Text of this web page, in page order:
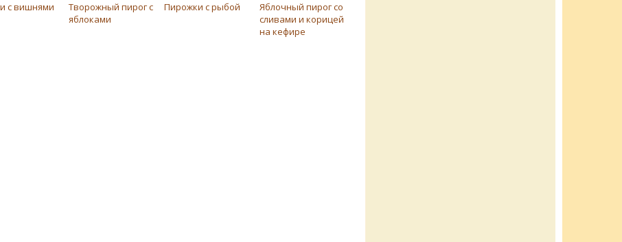
с вишнями
Творожный пирог с
яблоками
Пирожки с рыбой
Яблочный пирог со
сливами и корицей
на кефире